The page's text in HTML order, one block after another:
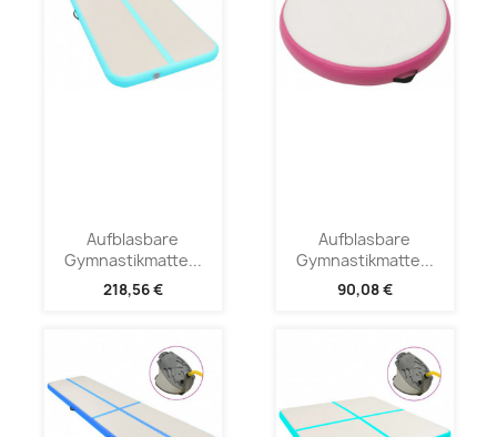
Aufblasbare
Gymnastikmatte...
218,56 €
Aufblasbare
Gymnastikmatte...
90,08 €